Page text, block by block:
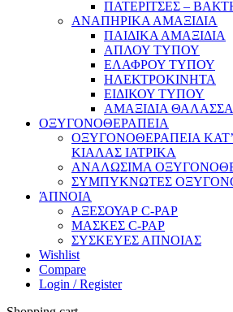
ΠΑΤΕΡΙΤΣΕΣ –
ΑΝΑΠΗΡΙΚΑ ΑΜΑΞΙΔΙΑ
ΠΑΙΔΙΚΑ ΑΜΑΞΙΔΙΑ
ΑΠΛΟΥ ΤΥΠΟΥ
ΕΛΑΦΡΟΥ ΤΥΠΟΥ
ΗΛΕΚΤΡΟΚΙΝΗΤΑ
ΕΙΔΙΚΟΥ ΤΥΠΟΥ
ΑΜΑΞΙΔΙΑ
ΟΞΥΓΟΝΟΘΕΡΑΠΕΙΑ
ΟΞΥΓΟΝΟΘΕΡΑΠΕΙΑ
ΚΙΑΛΑΣ ΙΑΤΡΙΚΑ
ΑΝΑΛΩΣΙΜΑ
ΣΥΜΠΥΚΝΩΤΕΣ
ΆΠΝΟΙΑ
ΑΞΕΣΟΥΑΡ C-PAP
ΜΑΣΚΕΣ C-PAP
ΣΥΣΚΕΥΕΣ ΑΠΝΟΙΑΣ
Wishlist
Compare
Login / Register